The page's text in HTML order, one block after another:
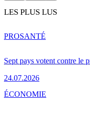
LES PLUS LUS
Sept pays votent contre le
24.07.2026
PROSANTÉ
ÉCONOMIE